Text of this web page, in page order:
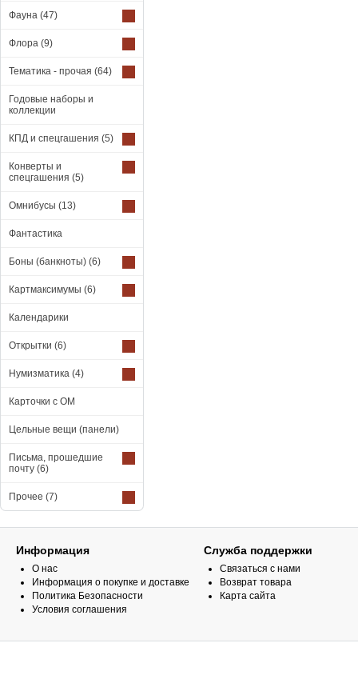
Фауна (47)
Флора (9)
Тематика - прочая (64)
Годовые наборы и
коллекции
КПД и спецгашения (5)
Конверты и
спецгашения (5)
Омнибусы (13)
Фантастика
Боны (банкноты) (6)
Картмаксимумы (6)
Календарики
Открытки (6)
Нумизматика (4)
Карточки с ОМ
Цельные вещи (панели)
Письма, прошедшие
почту (6)
Прочее (7)
Информация
О нас
Информация о покупке и доставке
Политика Безопасности
Условия соглашения
Служба поддержки
Связаться с нами
Возврат товара
Карта сайта